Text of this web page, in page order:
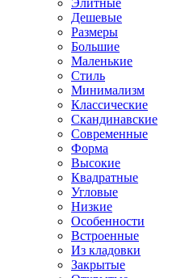
Элитные
Дешевые
Размеры
Большие
Маленькие
Стиль
Минимализм
Классические
Скандинавские
Современные
Форма
Высокие
Квадратные
Угловые
Низкие
Особенности
Встроенные
Из кладовки
Закрытые